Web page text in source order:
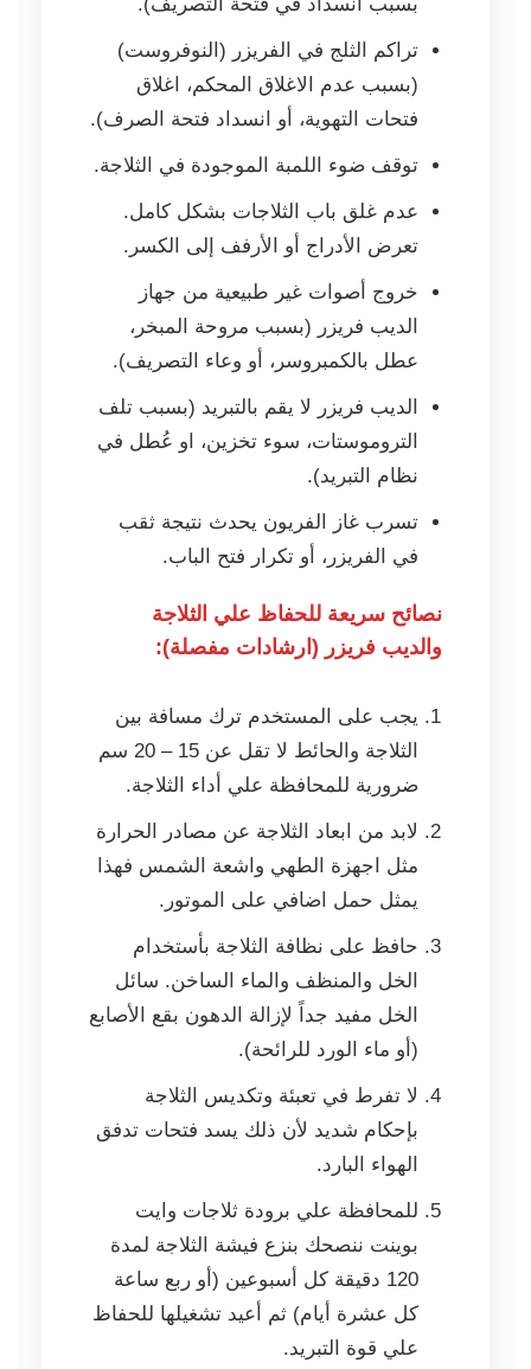
تراكم الثلج في الفريزر (النوفروست)
(بسبب عدم الاغلاق المحكم، اغلاق
فتحات التهوية، أو انسداد فتحة الصرف).
توقف ضوء اللمبة الموجودة في الثلاجة.
عدم غلق باب الثلاجات بشكل كامل.
تعرض الأدراج أو الأرفف إلى الكسر.
خروج أصوات غير طبيعية من جهاز
الديب فريزر (بسبب مروحة المبخر،
عطل بالكمبروسر، أو وعاء التصريف).
الديب فريزر لا يقم بالتبريد (بسبب تلف
التروموستات، سوء تخزين، او عُطل في
نظام التبريد).
تسرب غاز الفريون يحدث نتيجة ثقب
في الفريزر، أو تكرار فتح الباب.
نصائح سريعة للحفاظ علي الثلاجة
والديب فريزر (ارشادات مفصلة):
يجب على المستخدم ترك مسافة بين
الثلاجة والحائط لا تقل عن 15 – 20 سم
ضرورية للمحافظة علي أداء الثلاجة.
لابد من ابعاد الثلاجة عن مصادر الحرارة
مثل اجهزة الطهي واشعة الشمس فهذا
يمثل حمل اضافي على الموتور.
حافظ على نظافة الثلاجة بأستخدام
الخل والمنظف والماء الساخن. سائل
الخل مفيد جداً لإزالة الدهون بقع الأصابع
(أو ماء الورد للرائحة).
لا تفرط في تعبئة وتكديس الثلاجة
بإحكام شديد لأن ذلك يسد فتحات تدفق
الهواء البارد.
للمحافظة علي برودة ثلاجات وايت
بوينت ننصحك بنزع فيشة الثلاجة لمدة
120 دقيقة كل أسبوعين (أو ربع ساعة
كل عشرة أيام) ثم أعيد تشغيلها للحفاظ
علي قوة التبريد.